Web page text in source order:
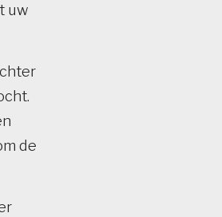
uw
de